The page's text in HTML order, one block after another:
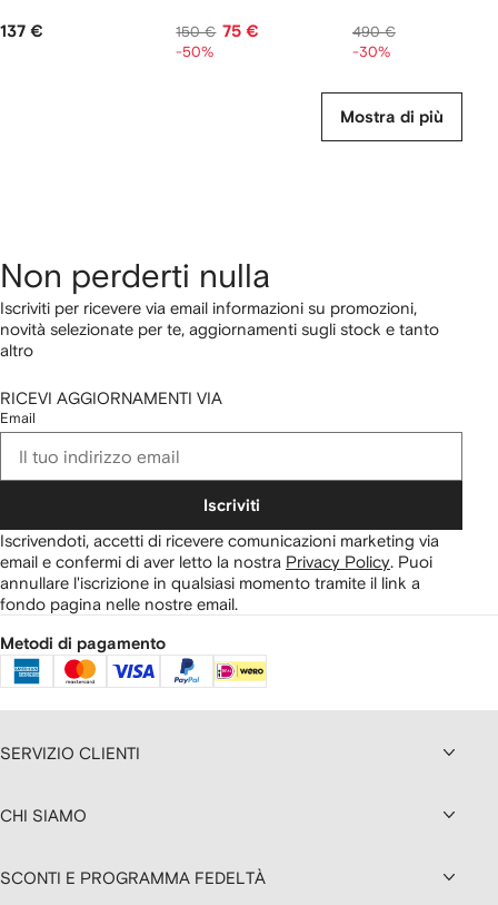
137 € 150 € 75 €
-50%
490 €
-30%
Mostra di più
Non perderti nulla
Iscriviti per ricevere via email informazioni su promozioni,
novità selezionate per te, aggiornamenti sugli stock e tanto
altro
RICEVI AGGIORNAMENTI VIA
Email
Iscriviti
Iscrivendoti, accetti di ricevere comunicazioni marketing via
email e confermi di aver letto la nostra Privacy Policy. Puoi
annullare l'iscrizione in qualsiasi momento tramite il link a
fondo pagina nelle nostre email.
Metodi di pagamento
SERVIZIO CLIENTI
CHI SIAMO
SCONTI E PROGRAMMA FEDELTÀ